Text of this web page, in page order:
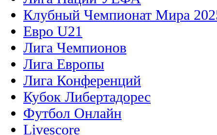
Клубный Чемпионат Мира
Евро U21
Лига Чемпионов
Лига Европы
Лига Конференций
Кубок Либертадорес
Футбол Онлайн
Livescore